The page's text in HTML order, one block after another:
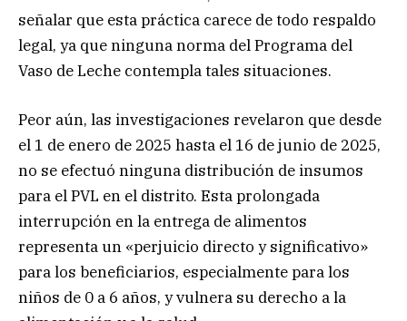
señalar que esta práctica carece de todo respaldo
legal, ya que ninguna norma del Programa del
Vaso de Leche contempla tales situaciones.
Peor aún, las investigaciones revelaron que desde
el 1 de enero de 2025 hasta el 16 de junio de 2025,
no se efectuó ninguna distribución de insumos
para el PVL en el distrito. Esta prolongada
interrupción en la entrega de alimentos
representa un «perjuicio directo y significativo»
para los beneficiarios, especialmente para los
niños de 0 a 6 años, y vulnera su derecho a la